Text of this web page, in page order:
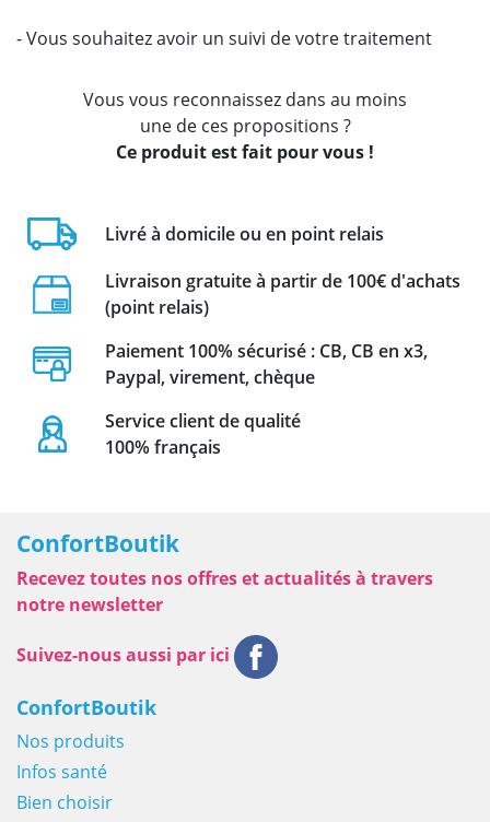
- Vous souhaitez avoir un suivi de votre traitement
Vous vous reconnaissez dans au moins
une de ces propositions ?
Ce produit est fait pour vous !
Livré à domicile ou en point relais
Livraison gratuite à partir de 100€ d'achats
(point relais)
Paiement 100% sécurisé : CB, CB en x3,
Paypal, virement, chèque
Service client de qualité
100% français
ConfortBoutik
Recevez toutes nos offres et actualités à travers
notre newsletter
Suivez-nous aussi par ici
ConfortBoutik
Nos produits
Infos santé
Bien choisir